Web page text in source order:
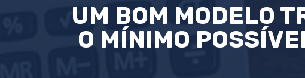
UM BOM MODELO
O MÍNIMO